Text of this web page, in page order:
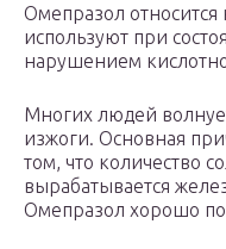
Омепразол относится
используют при
нарушением
Многих людей
изжоги. Основная
том, что количество
вырабатывается
Омепразол хорошо